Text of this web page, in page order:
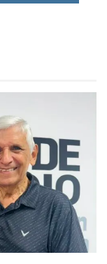
4 veces
de agua
Patria
HORA
sigue
de agua